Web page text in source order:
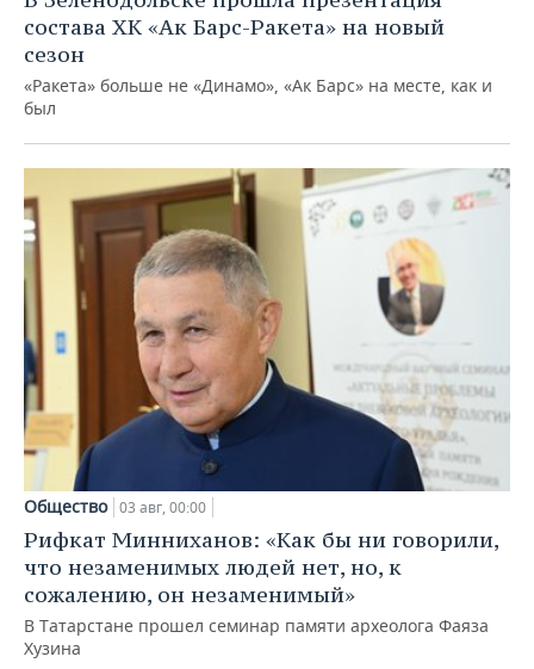
состава ХК «Ак Барс-Ракета» на новый
сезон
«Ракета» больше не «Динамо», «Ак Барс» на месте, как и
был
Общество 03 авг, 00:00
Рифкат Минниханов: «Как бы ни говорили,
что незаменимых людей нет, но, к
сожалению, он незаменимый»
В Татарстане прошел семинар памяти археолога Фаяза
Хузина